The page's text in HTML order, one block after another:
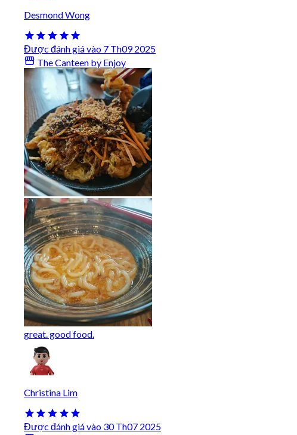
Desmond Wong
Được đánh giá vào 7 Th09 2025
The Canteen by Enjoy
great. good food.
Christina Lim
Được đánh giá vào 30 Th07 2025